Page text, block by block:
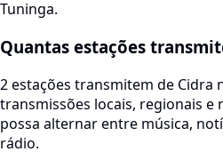
Tuninga.
Quantas estações
2 estações transmitem de Cidra
transmissões locais, regionais e
possa alternar entre música,
rádio.